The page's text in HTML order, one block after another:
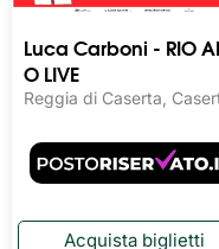
Luca Carboni - RIO
O LIVE
Reggia di Caserta,